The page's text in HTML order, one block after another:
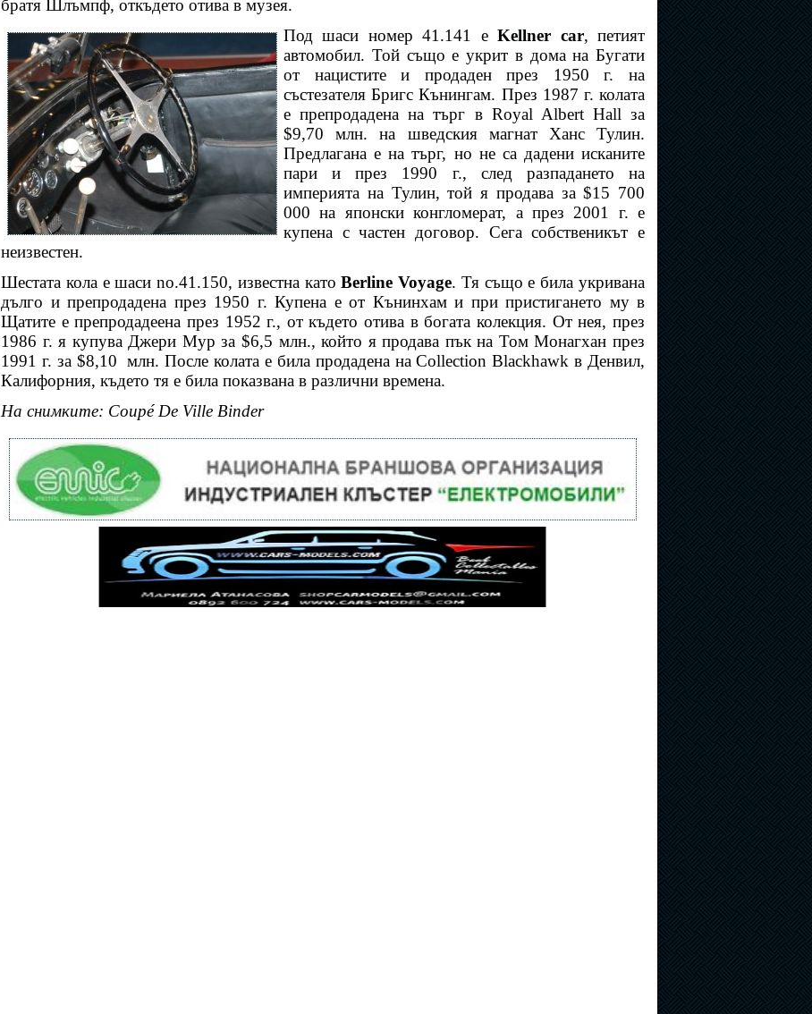
братя Шлъмпф, откъдето отива в музея.
Под шаси номер 41.141 еKellner car, петият
автомобил. Той също е укрит в дома на Бугати
от нацистите и продаден през 1950 г. на
състезателя Бригс Кънингам. През 1987 г. колата
е препродадена на търг в Royal Albert Hall за
$9,70 млн. на шведския магнат Ханс Тулин.
Предлагана е на търг, но не са дадени исканите
пари и през 1990 г., след разпадането на
империята на Тулин, той я продава за $15 700
000 на японски конгломерат, а през 2001 г. е
купена с частен договор. Сега собственикът е
неизвестен.
Шестата кола е шаси no.41.150, известна катоBerline Voyage. Тя също е била укривана
дълго и препродадена през 1950 г. Купена е от Кънинхам и при пристигането му в
Щатите е препродадеена през 1952 г., от където отива в богата колекция. От нея, през
1986 г. я купува Джери Мур за $6,5 млн., който я продава пък на Том Монагхан през
1991 г. за $8,10 млн. После колата е била продадена на Collection Blackhawk в Денвил,
Калифорния, където тя е била показвана в различни времена.
На снимките: Coupé De Ville Binder